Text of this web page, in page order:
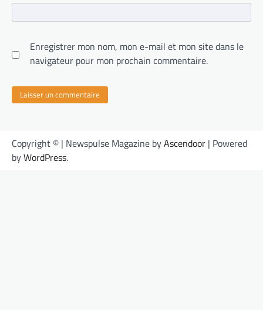
Enregistrer mon nom, mon e-mail et mon site dans le
navigateur pour mon prochain commentaire.
Copyright © | Newspulse Magazine byAscendoor | Powered
byWordPress.